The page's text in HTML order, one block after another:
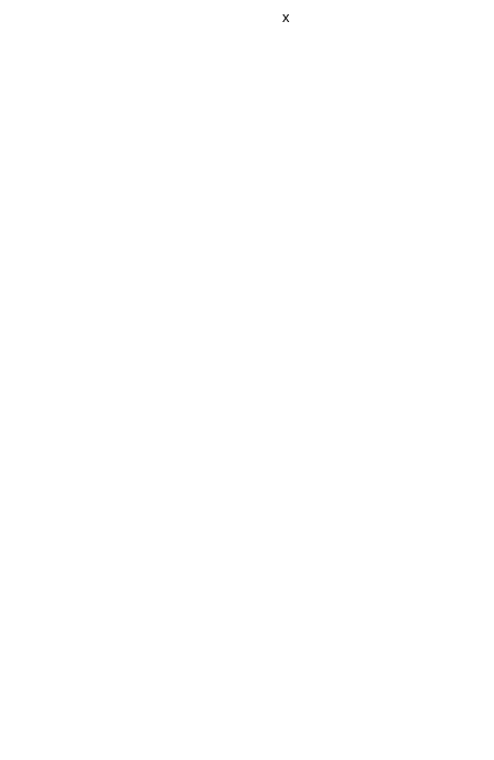
x